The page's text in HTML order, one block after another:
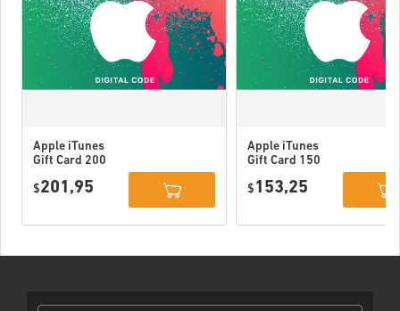
Apple iTunes
Gift Card 200
$201,95
Apple iTunes
Gift Card 150
$ 153,25